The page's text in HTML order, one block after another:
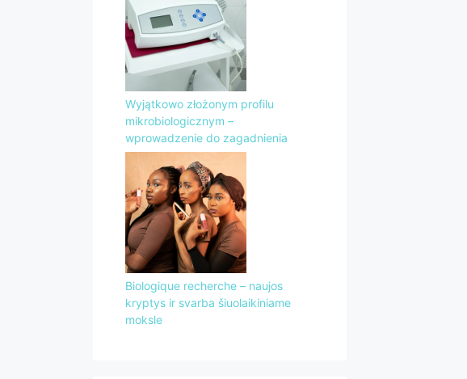
Wyjątkowo złożonym profilu
mikrobiologicznym –
wprowadzenie do zagadnienia
Biologique recherche – naujos
kryptys ir svarba šiuolaikiniame
moksle